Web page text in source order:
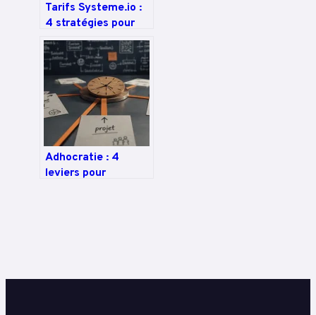
Tarifs Systeme.io :
4 stratégies pour
choisir votre
abonnement et
économiser 30 %
Adhocratie : 4
leviers pour